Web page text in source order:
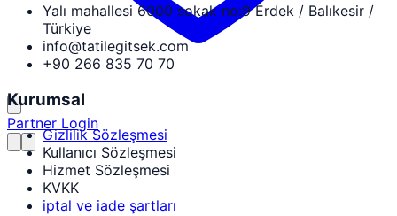
Partner Login
Yalı mahallesi 6000 sokak no:9 Erdek / Balıkesir /
Türkiye
info@tatilegitsek.com
+90 266 835 70 70
Kurumsal
Gizlilik Sözleşmesi
Kullanıcı Sözleşmesi
Hizmet Sözleşmesi
KVKK
iptal ve iade şartları